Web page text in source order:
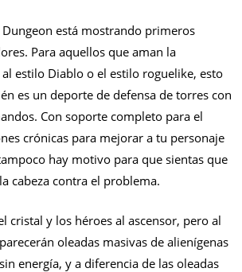
Dungeon está mostrando primeros
Para aquellos que aman la
estilo Diablo o el estilo roguelike, esto
es un deporte de defensa de torres con
Con soporte completo para el
crónicas para mejorar a tu personaje
hay motivo para que sientas que
cabeza contra el problema.
cristal y los héroes al ascensor, pero al
oleadas masivas de alienígenas
energía, y a diferencia de las oleadas